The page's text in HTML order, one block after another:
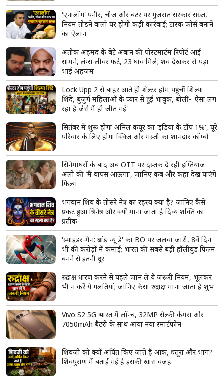
'एनालॉग' पनीर, चीज और बटर पर गुजरात सरकार सख्त,
नियम तोड़ने वालों पर होगी कड़ी कार्रवाई; टास्क फोर्स बनाने
का ऐलान
अतीक अहमद के बेटे अबान की पोस्टमार्टम रिपोर्ट आई
सामने, लंग्स-लीवर फटे, 23 घाव मिले; शव देखकर रो पड़ा
भाई अहजम
Lock Upp 2 से बाहर आते ही शेल्टर होम पहुंचीं शिल्पा
शिंदे, बुजुर्ग महिलाओं के प्यार से हुईं भावुक, बोलीं- 'ऐसा लग
रहा है जैसे मैं ही जीत गई'
सितंबर में शुरू होगा अनिल कपूर का 'इंडिया के टॉप 1%', पूरे
परिवार के लिए होगा क्विज और मस्ती का शानदार कॉम्बो
सिनेमाघरों के बाद अब OTT पर दस्तक दे रही इम्तियाज
अली की 'मैं वापस आऊंगा', जानिए कब और कहां देख पाएंगे
फिल्म
भगवान शिव के तीसरे नेत्र का रहस्य क्या है? जानिए कैसे
प्रकट हुआ त्रिनेत्र और क्यों माना जाता है दिव्य शक्ति का
प्रतीक
'स्पाइडर-मैन: ब्रांड न्यू डे' का BO पर जलवा जारी, 8वें दिन
भी की करोड़ों में कमाई; भारत की सबसे बड़ी हॉलीवुड फिल्म
बनने से इतनी दूर
रुद्राक्ष धारण करने से पहले जान लें ये जरूरी नियम, भूलकर
भी न करें ये गलतियां; जानिए कैसा रुद्राक्ष माना जाता है शुभ
Vivo S2 5G भारत में लॉन्च, 32MP सेल्फी कैमरा और
7050mAh बैटरी के साथ आया नया स्मार्टफोन
शिवजी को क्यों अर्पित किए जाते हैं आक, धतूरा और भांग?
शिवपुराण में बताई गई है इसकी खास वजह